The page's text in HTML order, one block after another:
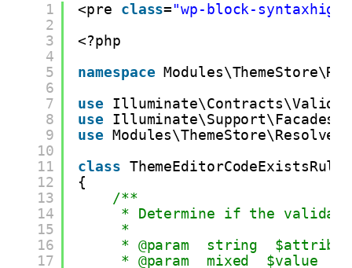
1
2
3
4
5
6
7
8
9
10
11
12
13
14
15
16
17
<pre class="wp-block-
<?php
namespace
use
use
use
class ThemeEditorCodeExistsRule
{
/**
* Determine if the
*
* @param  string
* @param  mixed  $value